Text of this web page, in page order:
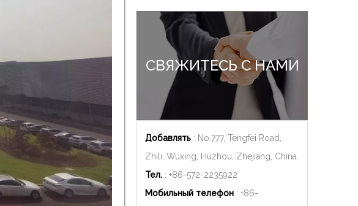
СВЯЖИТЕСЬ С НАМИ
Добавлять : No.777, Tengfei Road,
Zhili, Wuxing, Huzhou, Zhejiang, China.
Тел. : +86-572-2235922
Мобильный телефон : +86-